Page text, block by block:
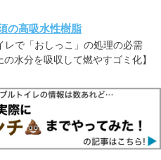
の高吸水性樹脂
レで「おしっこ」の処理の必需
水分を吸収して燃やすゴミ化】